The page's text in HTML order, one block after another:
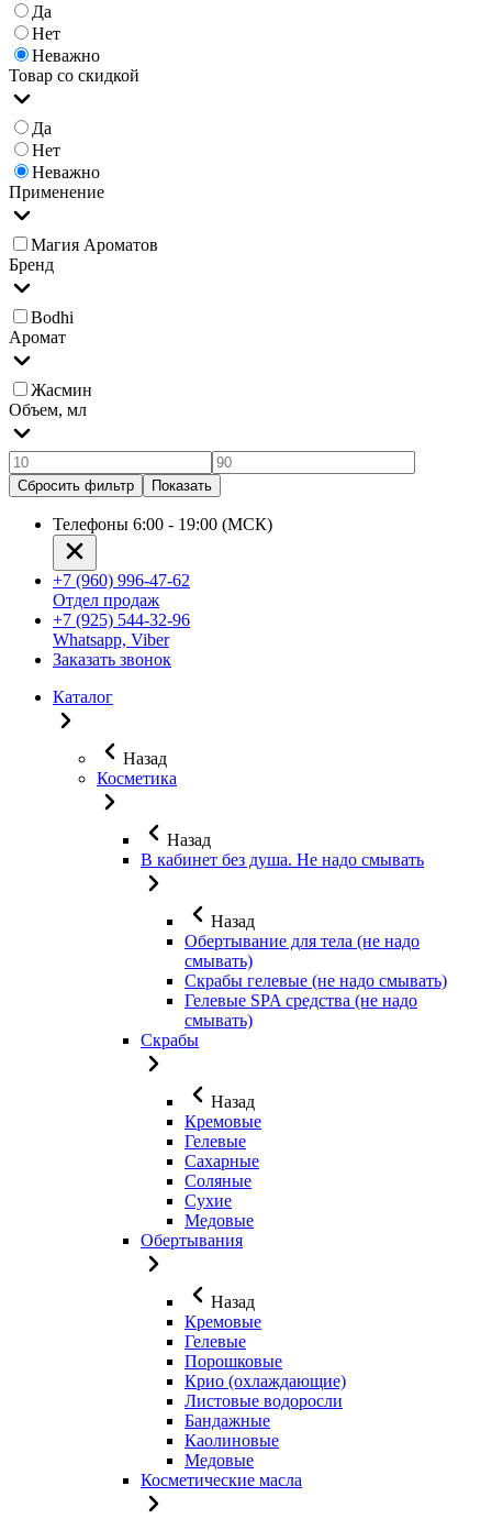
Да
Нет
Неважно
Товар со скидкой
Да
Нет
Неважно
Применение
Магия Ароматов
Бренд
Bodhi
Аромат
Жасмин
Объем, мл
Сбросить фильтр Показать
Телефоны 6:00 - 19:00 (МСК)
+7 (960) 996-47-62
Отдел продаж
+7 (925) 544-32-96
Whatsapp, Viber
Заказать звонок
Каталог
Назад
Косметика
Назад
В кабинет без душа. Не надо смывать
Назад
Обертывание для тела (не надо
смывать)
Скрабы гелевые (не надо смывать)
Гелевые SPA средства (не надо
смывать)
Скрабы
Назад
Кремовые
Гелевые
Сахарные
Соляные
Сухие
Медовые
Обертывания
Назад
Кремовые
Гелевые
Порошковые
Крио (охлаждающие)
Листовые водоросли
Бандажные
Каолиновые
Медовые
Косметические масла